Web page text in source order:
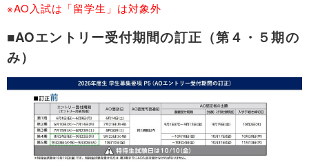
※AO入試は「留学生」は対象外
■AOエントリー受付期間の訂正（第４・５期の
み）